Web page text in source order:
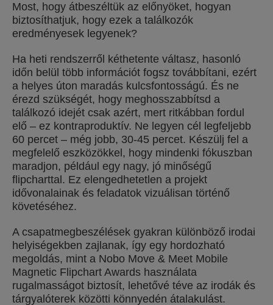
Most, hogy átbeszéltük az előnyöket, hogyan
biztosíthatjuk, hogy ezek a találkozók
eredményesek legyenek?
Ha heti rendszerről kéthetente váltasz, hasonló
időn belül több információt fogsz továbbítani, ezért
a helyes úton maradás kulcsfontosságú. És ne
érezd szükségét, hogy meghosszabbítsd a
találkozó idejét csak azért, mert ritkábban fordul
elő – ez kontraproduktív. Ne legyen cél legfeljebb
60 percet – még jobb, 30-45 percet. Készülj fel a
megfelelő eszközökkel, hogy mindenki fókuszban
maradjon, például egy nagy, jó minőségű
flipcharttal. Ez elengedhetetlen a projekt
idővonalainak és feladatok vizuálisan történő
követéséhez.
A csapatmegbeszélések gyakran különböző irodai
helyiségekben zajlanak, így egy hordozható
megoldás, mint a Nobo Move & Meet Mobile
Magnetic Flipchart Awards használata
rugalmasságot biztosít, lehetővé téve az irodák és
tárgyalóterek közötti könnyedén átalakulást.